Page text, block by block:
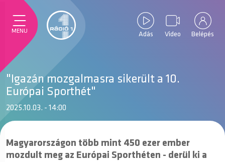
MENU Adás Video Belépés
"Igazán mozgalmasra sikerült a 10.
Európai Sporthét"
2025.10.03. - 14:00
Magyarországon több mint 450 ezer ember
mozdult meg az Európai Sporthéten - derül ki a